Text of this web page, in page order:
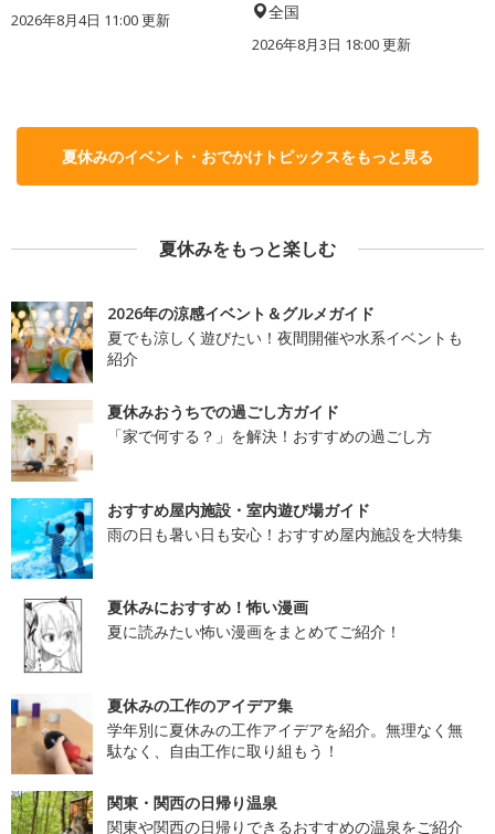
2026年8月4日 11:00更新 全国
2026年8月3日 18:00更新
夏休みのイベント・おでかけトピックスをもっと見る
夏休みをもっと楽しむ
2026年の涼感イベント＆グルメガイド
夏でも涼しく遊びたい！夜間開催や水系イベントも
紹介
夏休みおうちでの過ごし方ガイド
「家で何する？」を解決！おすすめの過ごし方
おすすめ屋内施設・室内遊び場ガイド
雨の日も暑い日も安心！おすすめ屋内施設を大特集
夏休みにおすすめ！怖い漫画
夏に読みたい怖い漫画をまとめてご紹介！
夏休みの工作のアイデア集
学年別に夏休みの工作アイデアを紹介。無理なく無
駄なく、自由工作に取り組もう！
関東・関西の日帰り温泉
関東や関西の日帰りできるおすすめの温泉をご紹介